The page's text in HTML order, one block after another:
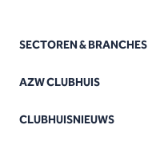
SECTOREN & BRANCHES
AZW CLUBHUIS
CLUBHUISNIEUWS